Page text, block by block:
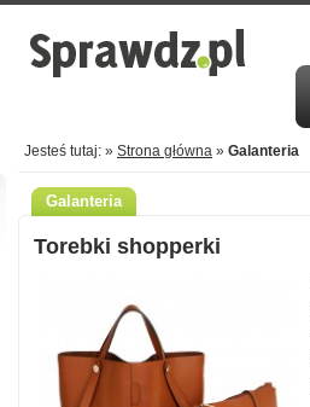
Jesteś tutaj: » Strona główna » Galanteria
Galanteria
Torebki shopperki